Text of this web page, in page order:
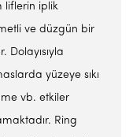
liflerin iplik
ve düzgün bir
Dolayısıyla
yüzeye sıkı
vb. etkiler
Ring